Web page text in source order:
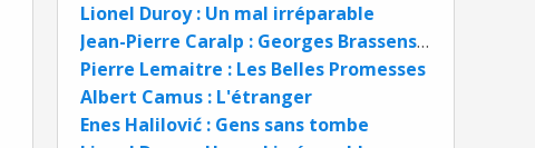
Lionel Duroy : Un mal irréparable
Jean-Pierre Caralp : Georges Brassens Un mythe mis en examen
Pierre Lemaitre : Les Belles Promesses
Albert Camus : L'étranger
Enes Halilović : Gens sans tombe